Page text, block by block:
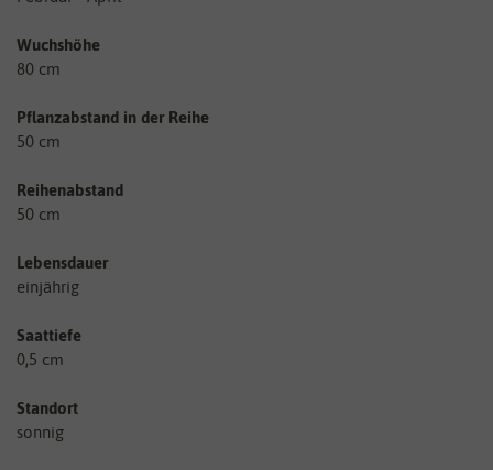
Wuchshöhe
80 cm
Pflanzabstand in der Reihe
50 cm
Reihenabstand
50 cm
Lebensdauer
einjährig
Saattiefe
0,5 cm
Standort
sonnig